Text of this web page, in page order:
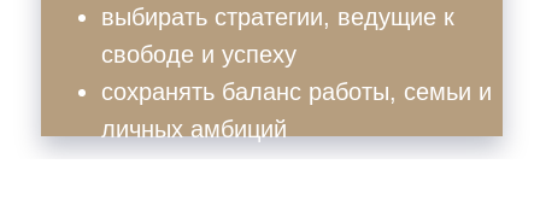
выбирать стратегии, ведущие к
свободе и успеху
сохранять баланс работы, семьи и
личных амбиций